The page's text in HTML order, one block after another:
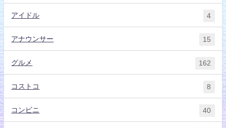
アイドル 4
アナウンサー 15
グルメ 162
コストコ 8
コンビニ 40